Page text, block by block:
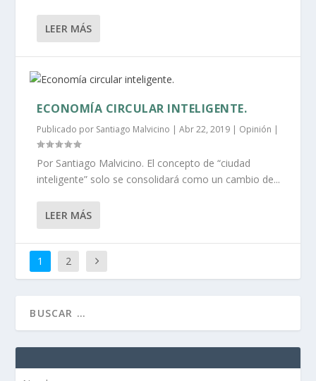
LEER MÁS
ECONOMÍA CIRCULAR INTELIGENTE.
Publicado por Santiago Malvicino |Abr 22, 2019 | Opinión |
Por Santiago Malvicino. El concepto de “ciudad
inteligente” solo se consolidará como un cambio de...
LEER MÁS
1 2